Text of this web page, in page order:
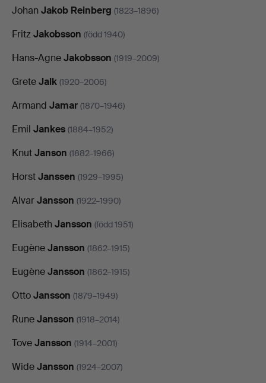
Johan Jakob Reinberg (1823–1896)
FritzJakobsson (född 1940)
Hans-AgneJakobsson (1919–2009)
GreteJalk (1920–2006)
Armand Jamar (1870–1946)
Emil Jankes (1884–1952)
KnutJanson (1882–1966)
HorstJanssen (1929–1995)
AlvarJansson (1922–1990)
Elisabeth Jansson (född 1951)
EugèneJansson (1862–1915)
EugèneJansson (1862–1915)
OttoJansson (1879–1949)
RuneJansson (1918–2014)
ToveJansson (1914–2001)
WideJansson (1924–2007)